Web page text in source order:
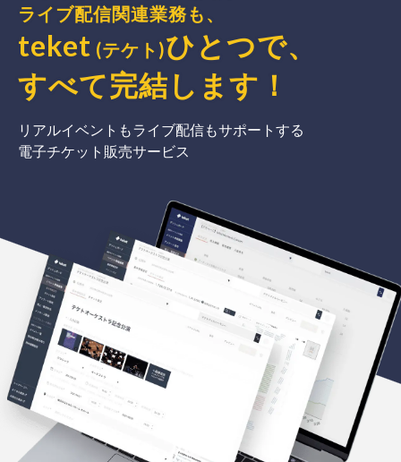
ライブ配信関連業務も、
teket (テケト)ひとつで、
すべて完結 します ！
リアルイベントもライブ配信もサポートする
電子チケット販売サービス